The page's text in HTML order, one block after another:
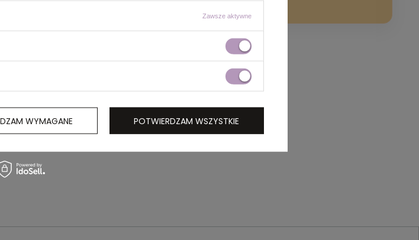
Zawsze aktywne
WYMAGANE POTWIERDZAM WSZYSTKIE